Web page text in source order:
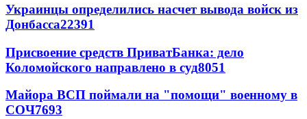
Украинцы определились насчет вывода войск из
Донбасса22391
Присвоение средств ПриватБанка: дело
Коломойского направлено в суд8051
Майора ВСП поймали на "помощи" военному в
СОЧ7693